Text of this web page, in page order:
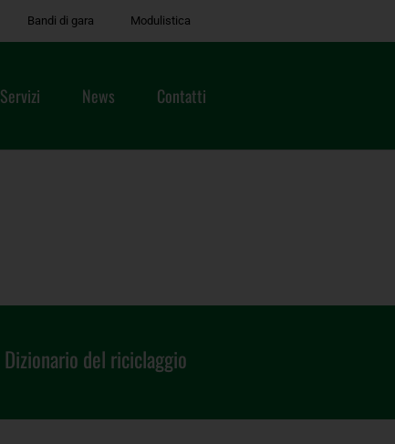
Bandi di gara Modulistica
Servizi News Contatti
Dizionario del riciclaggio